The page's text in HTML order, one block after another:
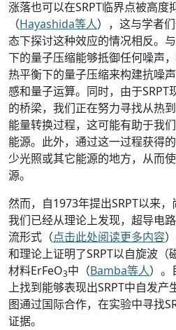
涨落也可以在SRPT临界点被高度
（Hayashida等人），这与学者
态下探讨这种效应的情况相反。
下的量子压缩能够抵御任何噪声
热平衡下的量子压缩来构建抗噪
感和量子运算。同时，由于SRPT
的桥梁，我们正在努力寻找从热
能量转换过程，这可能有助于我
能源。此外，通过这一过程获得
少光照或其它能源的地方，从而
源。
然而，自1973年提出SRPT以来，
我们已经从理论上发现，超导电
流形式（点击此处阅读更多内容
和理论上证明了SRPT以自旋波（
材料ErFeO3中（Bamba等人）。
上找到能够表现出SRPT中自发
图通过国际合作，在实验中寻找
证据。